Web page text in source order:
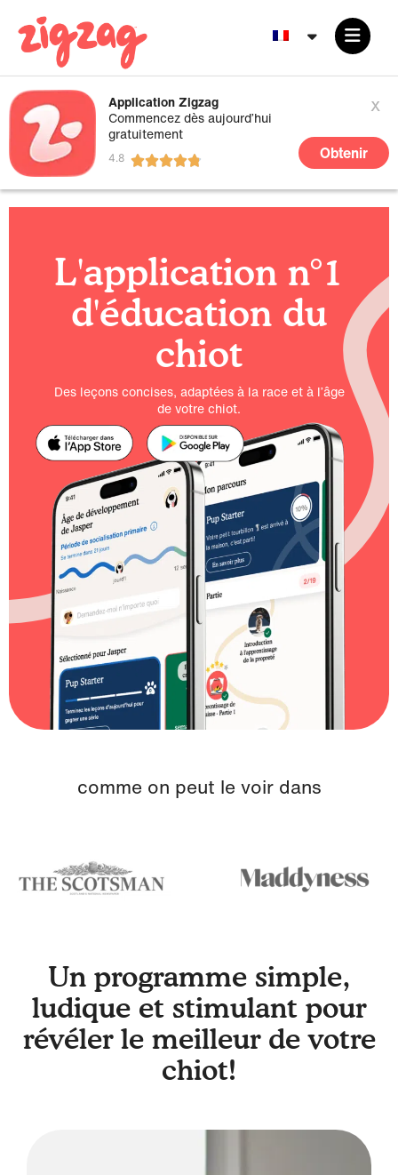
Application Zigzag
Commencez dès aujourd’hui
gratuitement
x
Obtenir
L'application n°1
d'éducation du
chiot
Des leçons concises, adaptées à la race et à l’âge
de votre chiot.
comme on peut le voir dans
Un programme simple,
ludique et stimulant pour
révéler le meilleur de votre
chiot!